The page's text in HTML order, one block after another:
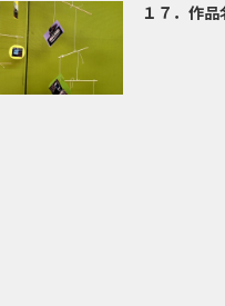
１７．作品